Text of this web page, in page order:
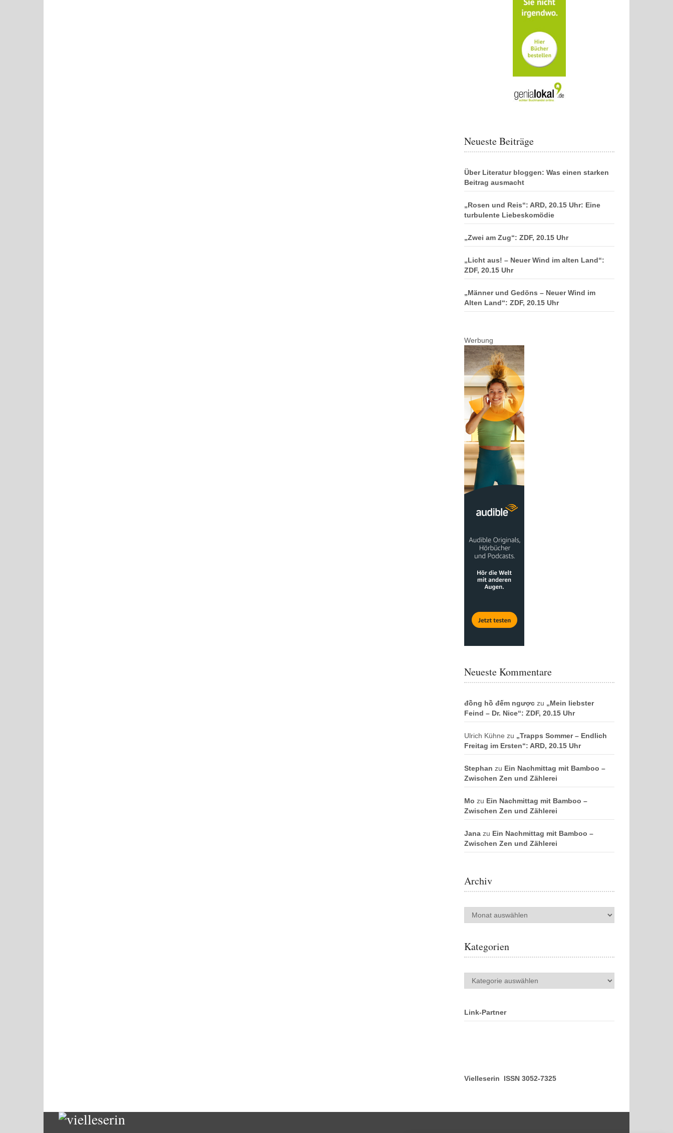
Neueste Beiträge
Über Literatur bloggen: Was einen starken
Beitrag ausmacht
„Rosen und Reis“: ARD, 20.15 Uhr: Eine
turbulente Liebeskomödie
„Zwei am Zug“: ZDF, 20.15 Uhr
„Licht aus! – Neuer Wind im alten Land“:
ZDF, 20.15 Uhr
„Männer und Gedöns – Neuer Wind im
Alten Land“: ZDF, 20.15 Uhr
Werbung
Neueste Kommentare
đồng hồ đếm ngược zu „Mein liebster
Feind – Dr. Nice“: ZDF, 20.15 Uhr
Ulrich Kühne zu „Trapps Sommer – Endlich
Freitag im Ersten“: ARD, 20.15 Uhr
Stephan zu Ein Nachmittag mit Bamboo –
Zwischen Zen und Zählerei
Mo zu Ein Nachmittag mit Bamboo –
Zwischen Zen und Zählerei
Jana zu Ein Nachmittag mit Bamboo –
Zwischen Zen und Zählerei
Archiv
Archiv
Kategorien
Kategorien
Link-Partner
Vielleserin ISSN 3052-7325